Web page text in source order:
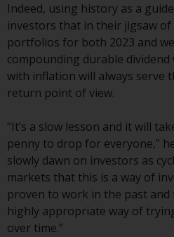
Die Informationen
folgenden Seiten
auf ausländische
kollektive
RWC Asset
Unternehmen
(die „von
Fonds“). Einige der
verwalteten
dieser Website
wurden nicht von
Eidgenössischen
Indeed, using history as a
investors that in their jigsaw
portfolios for both 2023 and
compounding durable
with inflation will always serve
return point of view.
“It’s a slow lesson and it will
penny to drop for everyone,”
slowly dawn on investors as
markets that this is a way of
proven to work in the past
highly appropriate way of
over time.”